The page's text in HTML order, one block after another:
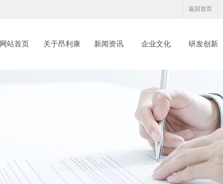
返回首页
网站首页 关于昂利康 新闻资讯 企业文化 研发创新